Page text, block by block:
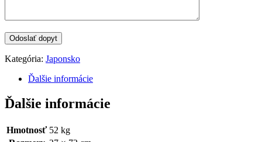
Kategória: Japonsko
Ďalšie informácie
Ďalšie informácie
Hmotnosť 52 kg